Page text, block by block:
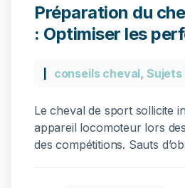
Préparation du
: Optimiser les
conseils cheval, Sujets
Le cheval de sport sollicite
appareil locomoteur lors
des compétitions. Sauts